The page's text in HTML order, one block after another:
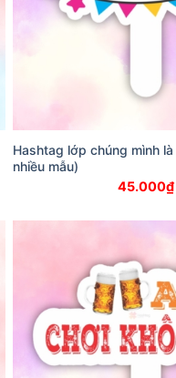
Hashtag lớp chúng mình
nhiều mẫu)
45.000₫